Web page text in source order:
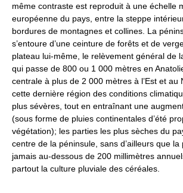
même contraste est reproduit à une échelle
européenne du pays, entre la steppe
bordures de montagnes et collines. La
s’entoure d’une ceinture de forêts et de
plateau lui-même, le relèvement général de
qui passe de 800 ou 1 000 mètres en
centrale à plus de 2 000 mètres à l’Est et au
cette dernière région des conditions
plus sévères, tout en entraînant une
(sous forme de pluies continentales d’été
végétation); les parties les plus sèches du
centre de la péninsule, sans d’ailleurs que
jamais au-dessous de 200 millimètres
partout la culture pluviale des céréales.